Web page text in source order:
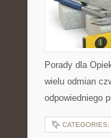
Porady dla
wielu odmian
odpowiedniego
CATEGORIES: